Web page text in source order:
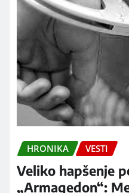
HRONIKA VESTI
Veliko hapšenje
„Armagedon“: